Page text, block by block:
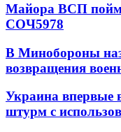
Майора ВСП
СОЧ5978
В Минобороны
возвращения
Украина впервые
штурм с